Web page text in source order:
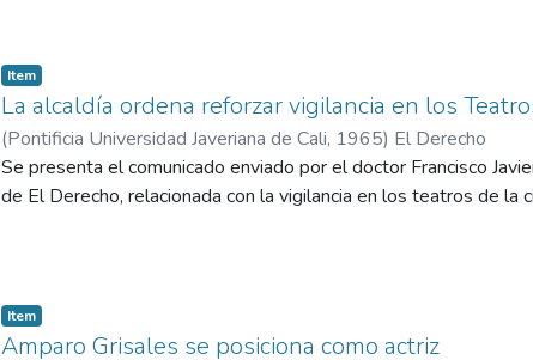
Item
La alcaldía ordena reforzar vigilancia en los
(Pontificia Universidad Javeriana de Cali, 1965) El Derecho
Se presenta el comunicado enviado por el doctor Francisco
de El Derecho, relacionada con la vigilancia en los teatros de la
Item
Amparo Grisales se posiciona como actriz